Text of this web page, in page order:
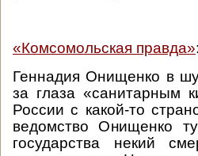
«Комсомольская правда»:
Геннадия Онищенко в
за глаза «санитарным
России с какой-то
ведомство Онищенко
государства некий